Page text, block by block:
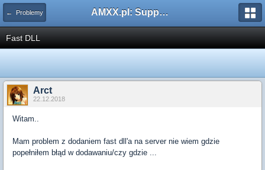
← Problemy AMXX.pl: Support AMX Mod X i SourceMod
Fast DLL
Arct
22.12.2018
Witam..
Mam problem z dodaniem fast dll'a na server nie wiem gdzie
popełniłem błąd w dodawaniu/czy gdzie ...